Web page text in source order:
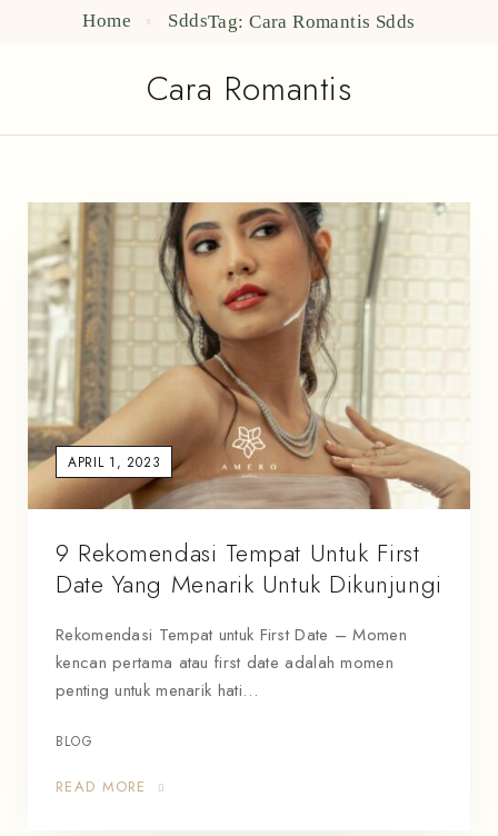
Home Sdds Tag: Cara Romantis Sdds
Cara Romantis
APRIL 1, 2023
9 Rekomendasi Tempat Untuk First
Date Yang Menarik Untuk Dikunjungi
Rekomendasi Tempat untuk First Date – Momen
kencan pertama atau first date adalah momen
penting untuk menarik hati…
BLOG
READ MORE